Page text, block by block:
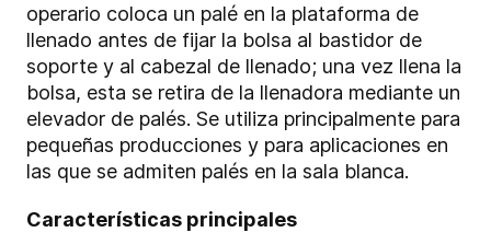
operario coloca un palé en la plataforma de
llenado antes de fijar la bolsa al bastidor de
soporte y al cabezal de llenado; una vez llena la
bolsa, esta se retira de la llenadora mediante un
elevador de palés. Se utiliza principalmente para
pequeñas producciones y para aplicaciones en
las que se admiten palés en la sala blanca.
Características principales